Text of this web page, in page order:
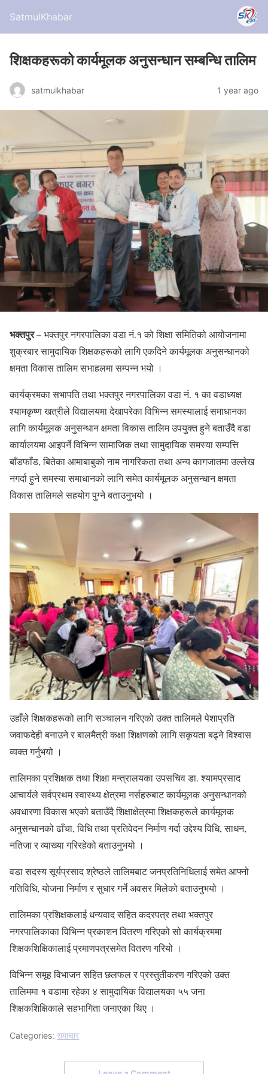
SatmulKhabar
शिक्षकहरूको कार्यमूलक अनुसन्धान सम्बन्धि तालिम
satmulkhabar 1 year ago
भक्तपुर –भक्तपुर नगरपालिका वडा नं.१ को शिक्षा समितिको आयोजनामा
शुक्रबार सामुदायिक शिक्षकहरूको लागि एकदिने कार्यमूलक अनुसन्धानको
क्षमता विकास तालिम सभाहलमा सम्पन्न भयो ।
कार्यक्रमका सभापति तथा भक्तपुर नगरपालिका वडा नं. १ का वडाध्यक्ष
श्यामकृष्ण खत्रीले विद्यालयमा देखापरेका विभिन्न समस्यालाई समाधानका
लागि कार्यमूलक अनुसन्धान क्षमता विकास तालिम उपयुक्त हुने बताउँदै वडा
कार्यालयमा आइपर्ने विभिन्न सामाजिक तथा सामुदायिक समस्या सम्पत्ति
बाँडफाँड, बितेका आमाबाबुको नाम नागरिकता तथा अन्य कागजातमा उल्लेख
नगर्दा हुने समस्या समाधानको लागि समेत कार्यमूलक अनुसन्धान क्षमता
विकास तालिमले सहयोग पुग्ने बताउनुभयो ।
उहाँले शिक्षकहरूको लागि सञ्चालन गरिएको उक्त तालिमले पेशाप्रति
जवाफदेही बनाउने र बालमैत्री कक्षा शिक्षणको लागि सकृयता बढ्ने विश्वास
व्यक्त गर्नुभयो ।
तालिमका प्रशिक्षक तथा शिक्षा मन्त्रालयका उपसचिव डा. श्यामप्रसाद
आचार्यले सर्वप्रथम स्वास्थ्य क्षेत्रमा नर्सहरुबाट कार्यमूलक अनुसन्धानको
अवधारणा विकास भएको बताउँदै शिक्षाक्षेत्रमा शिक्षकहरूले कार्यमूलक
अनुसन्धानको ढाँचा, विधि तथा प्रतिवेदन निर्माण गर्दा उद्देश्य विधि, साधन,
नतिजा र व्याख्या गरिरहेको बताउनुभयो ।
वडा सदस्य सूर्यप्रसाद श्रेष्ठले तालिमबाट जनप्रतिनिधिलाई समेत आफ्नो
गतिविधि, योजना निर्माण र सुधार गर्ने अवसर मिलेको बताउनुभयो ।
तालिमका प्रशिक्षकलाई धन्यवाद सहित कदरपत्र तथा भक्तपुर
नगरपालिकाका विभिन्न प्रकाशन वितरण गरिएको सो कार्यक्रममा
शिक्षकशिक्षिकालाई प्रमाणपत्रसमेत वितरण गरियो ।
विभिन्न समूह विभाजन सहित छलफल र प्रस्तुतीकरण गरिएको उक्त
तालिममा १ वडामा रहेका ४ सामुदायिक विद्यालयका ५५ जना
शिक्षकशिक्षिकाले सहभागिता जनाएका थिए ।
Categories: समाचार